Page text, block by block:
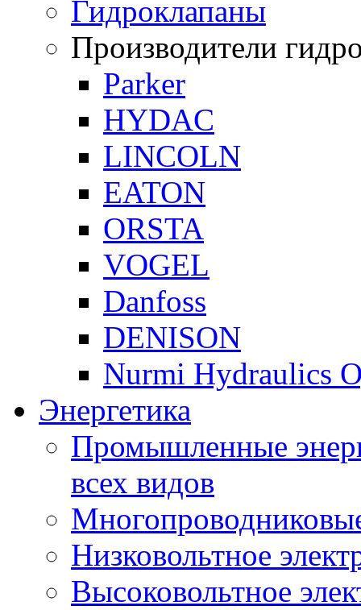
Гидроклапаны
Производители
Parker
HYDAC
LINCOLN
EATON
ORSTA
VOGEL
Danfoss
DENISON
Nurmi Hydraulics
Энергетика
Промышленные
всех видов
Низковольтное
Высоковольтное